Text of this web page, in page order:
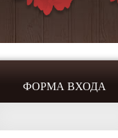
ФОРМА ВХОДА